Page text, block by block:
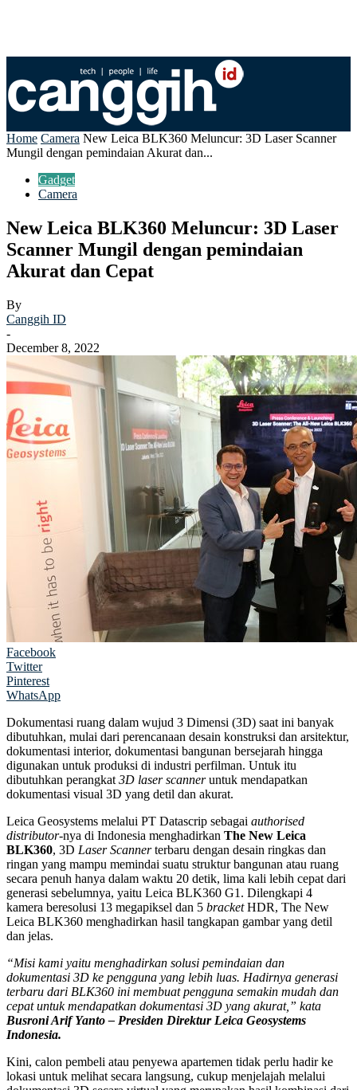
Home Camera New Leica BLK360 Meluncur: 3D Laser Scanner
Mungil dengan pemindaian Akurat dan...
Gadget
Camera
New Leica BLK360 Meluncur: 3D Laser
Scanner Mungil dengan pemindaian
Akurat dan Cepat
By
Canggih ID
-
December 8, 2022
Facebook
Twitter
Pinterest
WhatsApp
Dokumentasi ruang dalam wujud 3 Dimensi (3D) saat ini banyak
dibutuhkan, mulai dari perencanaan desain konstruksi dan arsitektur,
dokumentasi interior, dokumentasi bangunan bersejarah hingga
digunakan untuk produksi di industri perfilman. Untuk itu
dibutuhkan perangkat 3D laser scanneruntuk mendapatkan
dokumentasi visual 3D yang detil dan akurat.
Leica Geosystems melalui PT Datascrip sebagai authorised
distributor-nya di Indonesia menghadirkan The New Leica
BLK360, 3D Laser Scannerterbaru dengan desain ringkas dan
ringan yang mampu memindai suatu struktur bangunan atau ruang
secara penuh hanya dalam waktu 20 detik, lima kali lebih cepat dari
generasi sebelumnya, yaitu Leica BLK360 G1. Dilengkapi 4
kamera beresolusi 13 megapiksel dan 5 bracketHDR, The New
Leica BLK360 menghadirkan hasil tangkapan gambar yang detil
dan jelas.
“Misi kami yaitu menghadirkan solusi pemindaian dan
dokumentasi 3D ke pengguna yang lebih luas. Hadirnya generasi
terbaru dari BLK360 ini membuat pengguna semakin mudah dan
cepat untuk mendapatkan dokumentasi 3D yang akurat,” kata
Busroni Arif Yanto – Presiden Direktur Leica Geosystems
Indonesia.
Kini, calon pembeli atau penyewa apartemen tidak perlu hadir ke
lokasi untuk melihat secara langsung, cukup menjelajah melalui